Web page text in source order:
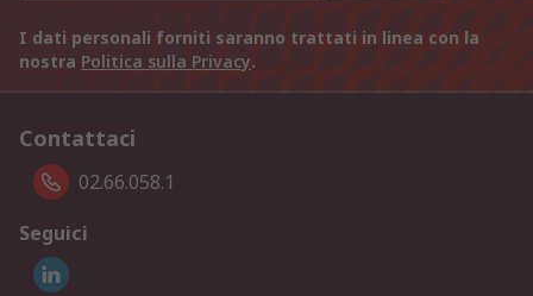
I dati personali forniti saranno trattati in linea con la
nostra Politica sulla Privacy.
Contattaci
02.66.058.1
Seguici